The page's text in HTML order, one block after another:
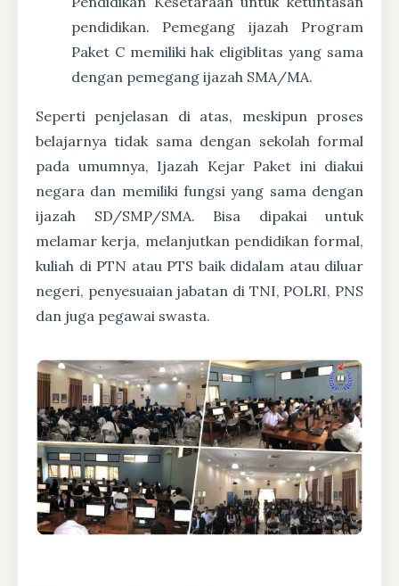
pendidikan. Pemegang ijazah Program
Paket C memiliki hak eligiblitas yang sama
dengan pemegang ijazah SMA/MA.
Seperti penjelasan di atas, meskipun proses
belajarnya tidak sama dengan sekolah formal
pada umumnya, Ijazah Kejar Paket ini diakui
negara dan memiliki fungsi yang sama dengan
ijazah SD/SMP/SMA. Bisa dipakai untuk
melamar kerja, melanjutkan pendidikan formal,
kuliah di PTN atau PTS baik didalam atau diluar
negeri, penyesuaian jabatan di TNI, POLRI, PNS
dan juga pegawai swasta.